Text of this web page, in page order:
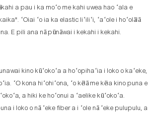
a pau i ka moʻo me kahi uwea hao ʻala e
ʻOiai ʻo ia ka elastic liʻiliʻi, ʻaʻole i hoʻolālā
E pili ana nā pūnāwai i kekahi i kekahi.
kino kūʻokoʻa a hoʻopihaʻia i loko o kaʻeke,
ʻO kona hiʻohiʻona, ʻo kēlā me kēia kino puna e
a hiki ke hoʻonui a ʻaelike kūʻokoʻa.
i loko o nā ʻeke fiber a i ʻole nā ​​ʻeke pulupulu, a